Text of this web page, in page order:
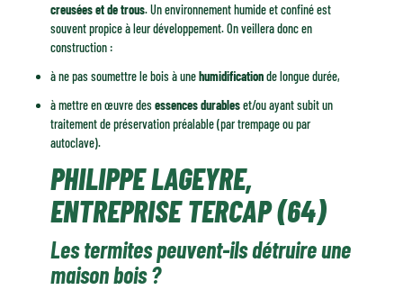
creusées et de trous. Un environnement humide et confiné est
souvent propice à leur développement. On veillera donc en
construction :
à ne pas soumettre le bois à unehumidificationde longue durée,
à mettre en œuvre desessences durableset/ou ayant subit un
traitement de préservation préalable (par trempage ou par
autoclave).
PHILIPPE LAGEYRE,
ENTREPRISE TERCAP (64)
Les termites peuvent-ils détruire une
maison bois ?